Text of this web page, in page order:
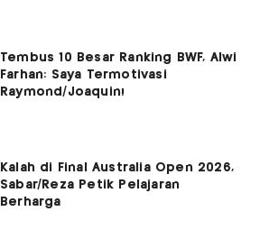
Tembus 10 Besar Ranking BWF, Alwi
Farhan: Saya Termotivasi
Raymond/Joaquin!
Kalah di Final Australia Open 2026,
Sabar/Reza Petik Pelajaran
Berharga